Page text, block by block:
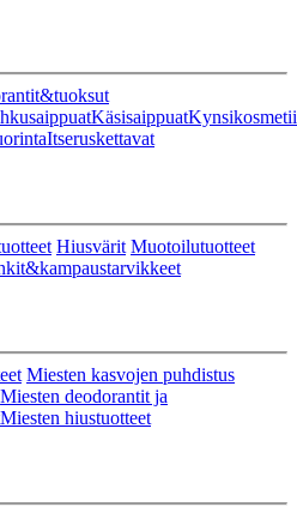
Käsisaippuat
Itseruskettavat
Hiusvärit Muotoilutuotteet
Miesten kasvojen puhdistus
Miesten deodorantit ja
Miesten hiustuotteet